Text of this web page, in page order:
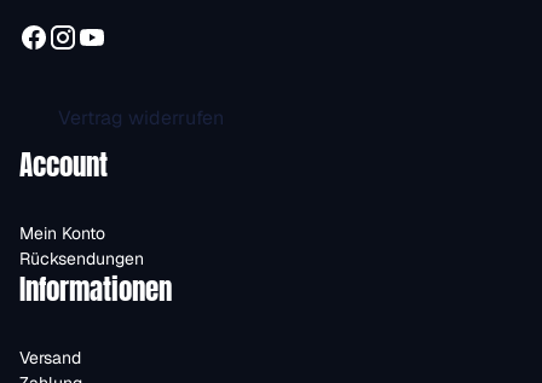
Vertrag widerrufen
Account
Mein Konto
Rücksendungen
Informationen
Versand